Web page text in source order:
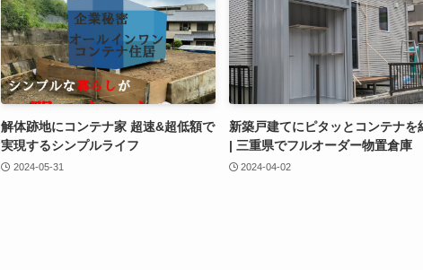
解体跡地にコンテナ家 超速&超低額で
実現するシンプルライフ
2024-05-31
新築戸建てにピタッとコンテナを
| 三重県でフルオーダー物置倉庫
2024-04-02